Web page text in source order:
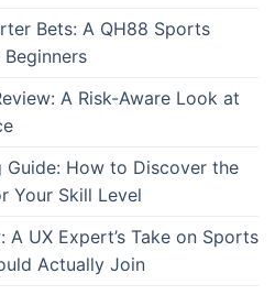
Bets: A QH88 Sports
A Risk-Aware Look at
Guide: How to Discover the
Your Skill Level
UX Expert’s Take on Sports
Actually Join